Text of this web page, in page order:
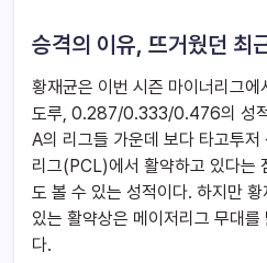
승격의 이유, 뜨거웠던 최
황재균은 이번 시즌 마이너리그
도루, 0.287/0.333/0.476의 성
A의 리그들 가운데 보다 타고투
리그(PCL)에서 활약하고 있다는
도 볼 수 있는 성적이다. 하지만
있는 활약상은 메이저리그 무대
다.